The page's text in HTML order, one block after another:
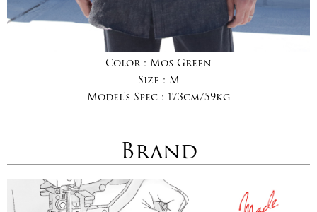
Color : Mos Green
Size : M
Model's Spec : 173cm/59kg
Brand